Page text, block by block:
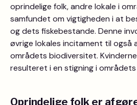
oprindelige folk, andre lokale i
samfundet om vigtigheden i at
og dets fiskebestande. Denne
øvrige lokales incitament til også
områdets biodiversitet.
resulteret i en stigning i
Oprindelige folk er